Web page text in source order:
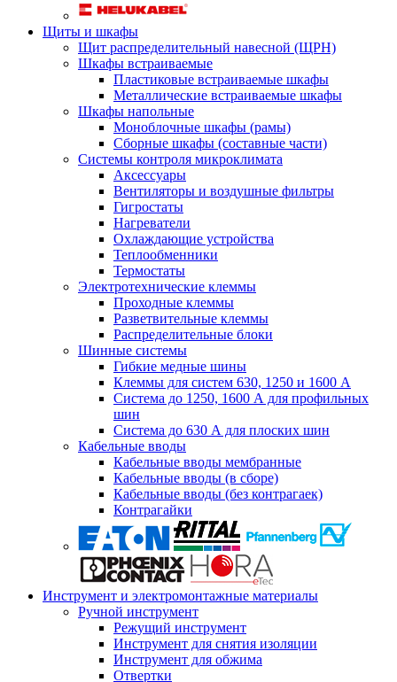
Щиты и шкафы
Щит распределительный навесной (ЩРН)
Шкафы встраиваемые
Пластиковые встраиваемые шкафы
Металлические встраиваемые шкафы
Шкафы напольные
Моноблочные шкафы (рамы)
Сборные шкафы (составные части)
Системы контроля микроклимата
Аксессуары
Вентиляторы и воздушные фильтры
Гигростаты
Нагреватели
Охлаждающие устройства
Теплообменники
Термостаты
Электротехнические клеммы
Проходные клеммы
Разветвительные клеммы
Распределительные блоки
Шинные системы
Гибкие медные шины
Клеммы для систем 630, 1250 и 1600 А
Система до 1250, 1600 А для профильных
шин
Система до 630 А для плоских шин
Кабельные вводы
Кабельные вводы мембранные
Кабельные вводы (в сборе)
Кабельные вводы (без контрагаек)
Контрагайки
Инструмент и электромонтажные материалы
Ручной инструмент
Режущий инструмент
Инструмент для снятия изоляции
Инструмент для обжима
Отвертки